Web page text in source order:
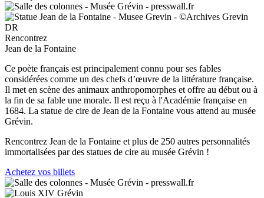
Rencontrez
Jean de la Fontaine
Ce poète français est principalement connu pour ses fables
considérées comme un des chefs d’œuvre de la littérature française.
Il met en scène des animaux anthropomorphes et offre au début ou à
la fin de sa fable une morale. Il est reçu à l'Académie française en
1684. La statue de cire de Jean de la Fontaine vous attend au musée
Grévin.
Rencontrez Jean de la Fontaine et plus de 250 autres personnalités
immortalisées par des statues de cire au musée Grévin !
Achetez vos billets